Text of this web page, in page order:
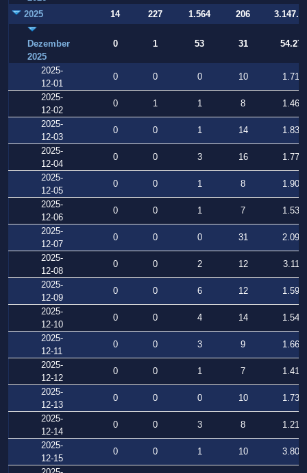
2025
14 227 1.564 206
Dezember
2025
0 1 53 31 54.274
2025-
12-01
0 0 0 10
1.713
2025-
12-02
0 1 1 8
1.467
2025-
12-03
0 0 1 14
1.832
2025-
12-04
0 0 3 16
1.779
2025-
12-05
0 0 1 8
1.903
2025-
12-06
0 0 1 7
1.537
2025-
12-07
0 0 0 31
2.092
2025-
12-08
0 0 2 12
3.110
2025-
12-09
0 0 6 12
1.595
2025-
12-10
0 0 4 14
1.540
2025-
12-11
0 0 3 9
1.663
2025-
12-12
0 0 1 7
1.416
2025-
12-13
0 0 0 10
1.733
2025-
12-14
0 0 3 8
1.212
2025-
12-15
0 0 1 10
3.808